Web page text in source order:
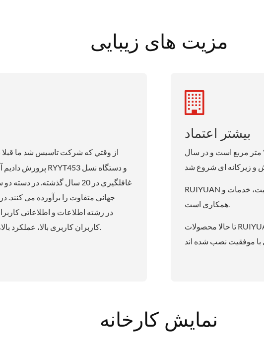
مزیت های زیبایی
از وقتي که شرکت تاسيس شد ما
پرورش
کاربران کاربری بالا، عملکرد بالا، خط تولید اتوماتیک فلز هزینه ی کم است.
بیشتر اعتماد
این گیاه هوشمند جدید در کوشان قرار دارد و ۳۴٬۰۰۰ متر مربع است و در سال
RUIYUAN همیشه متعهد به فراهم ترین راه حل های عالی برای کیفیت، خدمات و
همکاری است.
تا حالا محصولات RUIYUAN به بیش از ۴۰ کشور فروخته می شوند و بیش از ۵۰۰
نمایش کارخانه